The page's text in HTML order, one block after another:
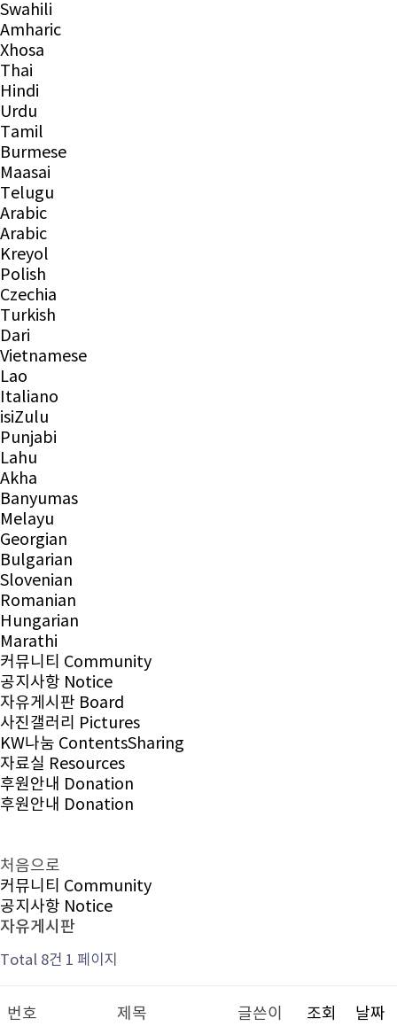
Swahili
Amharic
Xhosa
Thai
Hindi
Urdu
Tamil
Burmese
Maasai
Telugu
Arabic
Arabic
Kreyol
Polish
Czechia
Turkish
Dari
Vietnamese
Lao
Italiano
isiZulu
Punjabi
Lahu
Akha
Banyumas
Melayu
Georgian
Bulgarian
Slovenian
Romanian
Hungarian
Marathi
커뮤니티 Community
공지사항 Notice
자유게시판 Board
사진갤러리 Pictures
KW나눔 ContentsSharing
자료실 Resources
후원안내 Donation
후원안내 Donation
처음으로
커뮤니티 Community
공지사항 Notice
자유게시판
Total 8건 1 페이지
번호 제목 글쓴이 조회 날짜